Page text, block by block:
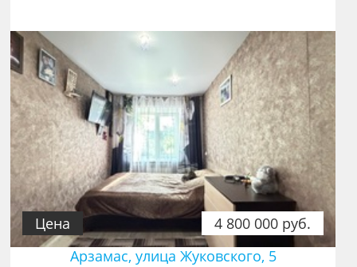
4 800 000 руб.
Цена
Арзамас, улица Жуковского, 5